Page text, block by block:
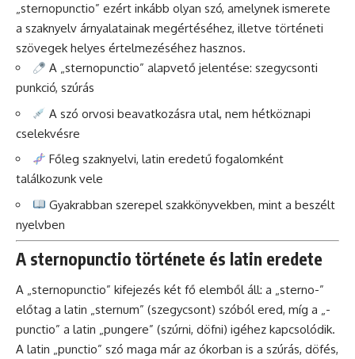
„sternopunctio” ezért inkább olyan szó, amelynek ismerete
a szaknyelv árnyalatainak megértéséhez, illetve történeti
szövegek helyes értelmezéséhez hasznos.
A „sternopunctio” alapvető jelentése: szegycsonti
punkció, szúrás
A szó orvosi beavatkozásra utal, nem hétköznapi
cselekvésre
Főleg szaknyelvi, latin eredetű fogalomként
találkozunk vele
Gyakrabban szerepel szakkönyvekben, mint a beszélt
nyelvben
A sternopunctio története és latin eredete
A „sternopunctio” kifejezés két fő elemből áll: a „sterno-”
előtag a latin „sternum” (szegycsont) szóból ered, míg a „-
punctio” a latin „pungere” (szúrni, döfni) igéhez kapcsolódik.
A latin „punctio” szó maga már az ókorban is a szúrás, döfés,